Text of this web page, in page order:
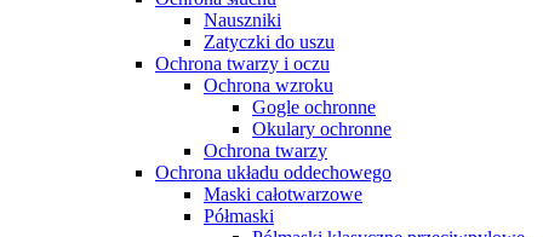
Nauszniki
Zatyczki do uszu
Ochrona twarzy i oczu
Ochrona wzroku
Gogle ochronne
Okulary ochronne
Ochrona twarzy
Ochrona układu oddechowego
Maski całotwarzowe
Półmaski